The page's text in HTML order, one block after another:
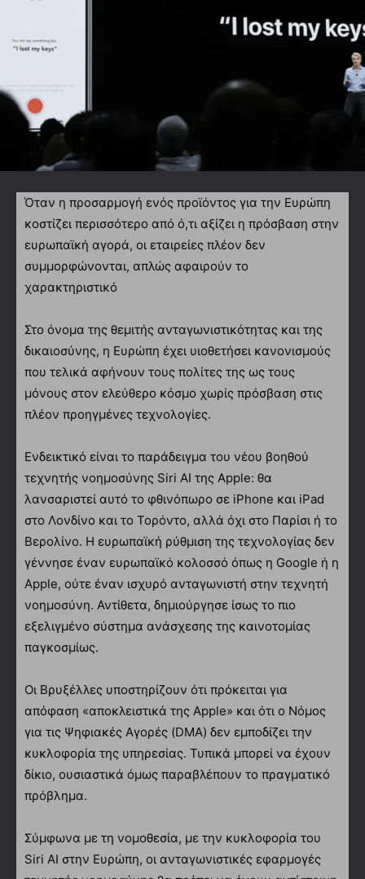
Όταν η προσαρμογή ενός προϊόντος για την Ευρώπη
κοστίζει περισσότερο από ό,τι αξίζει η πρόσβαση στην
ευρωπαϊκή αγορά, οι εταιρείες πλέον δεν
συμμορφώνονται, απλώς αφαιρούν το
χαρακτηριστικό
Στο όνομα της θεμιτής ανταγωνιστικότητας και της
δικαιοσύνης, η Ευρώπη έχει υιοθετήσει κανονισμούς
που τελικά αφήνουν τους πολίτες της ως τους
μόνους στον ελεύθερο κόσμο χωρίς πρόσβαση στις
πλέον προηγμένες τεχνολογίες.
Ενδεικτικό είναι το παράδειγμα του νέου βοηθού
τεχνητής νοημοσύνης Siri AI της Apple: θα
λανσαριστεί αυτό το φθινόπωρο σε iPhone και iPad
στο Λονδίνο και το Τορόντο, αλλά όχι στο Παρίσι ή το
Βερολίνο. Η ευρωπαϊκή ρύθμιση της τεχνολογίας δεν
γέννησε έναν ευρωπαϊκό κολοσσό όπως η Google ή η
Apple, ούτε έναν ισχυρό ανταγωνιστή στην τεχνητή
νοημοσύνη. Αντίθετα, δημιούργησε ίσως το πιο
εξελιγμένο σύστημα ανάσχεσης της καινοτομίας
παγκοσμίως.
Οι Βρυξέλλες υποστηρίζουν ότι πρόκειται για
απόφαση «αποκλειστικά της Apple» και ότι ο Νόμος
για τις Ψηφιακές Αγορές (DMA) δεν εμποδίζει την
κυκλοφορία της υπηρεσίας. Τυπικά μπορεί να έχουν
δίκιο, ουσιαστικά όμως παραβλέπουν το πραγματικό
πρόβλημα.
Σύμφωνα με τη νομοθεσία, με την κυκλοφορία του
Siri AI στην Ευρώπη, οι ανταγωνιστικές εφαρμογές